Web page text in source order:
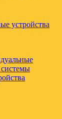
устройства